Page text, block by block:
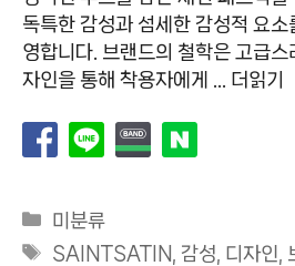
독특한 감성과 섬세한 감성적 요
영합니다. 브랜드의 철학은 고급스
자인을 통해 착용자에게 …
더읽기
카
테
미분류
태
SAINTSATIN 감성 디자인